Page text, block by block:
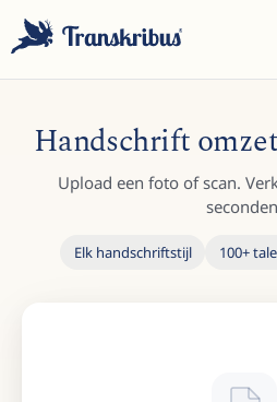
Handschrift
Upload een foto of scan.
Elk handschriftstijl 100+